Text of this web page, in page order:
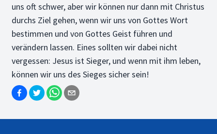
uns oft schwer, aber wir können nur dann mit Christus
durchs Ziel gehen, wenn wir uns von Gottes Wort
bestimmen und von Gottes Geist führen und
verändern lassen. Eines sollten wir dabei nicht
vergessen: Jesus ist Sieger, und wenn mit ihm leben,
können wir uns des Sieges sicher sein!